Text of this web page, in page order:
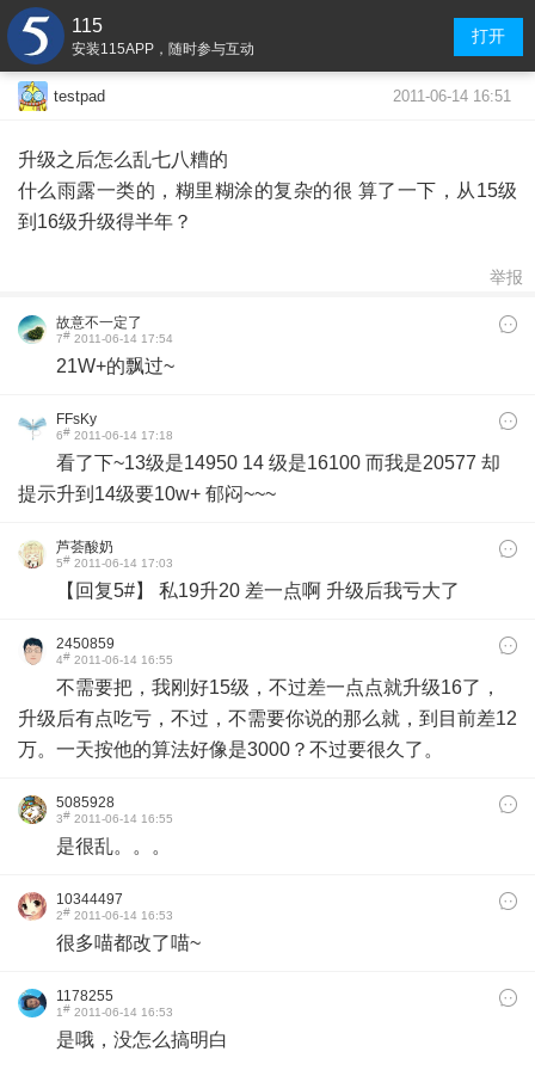
115
安装115APP，随时参与互动
打开
testpad 2011-06-14 16:51
升级之后怎么乱七八糟的
什么雨露一类的，糊里糊涂的复杂的很 算了一下，从15级
到16级升级得半年？
举报
故意不一定了
7# 2011-06-14 17:54
21W+的飘过~
FFsKy
6# 2011-06-14 17:18
看了下~13级是14950 14 级是16100 而我是20577 却
提示升到14级要10w+ 郁闷~~~
芦荟酸奶
5# 2011-06-14 17:03
【回复5#】 私19升20 差一点啊 升级后我亏大了
2450859
4# 2011-06-14 16:55
不需要把，我刚好15级，不过差一点点就升级16了，
升级后有点吃亏，不过，不需要你说的那么就，到目前差12
万。一天按他的算法好像是3000？不过要很久了。
5085928
3# 2011-06-14 16:55
是很乱。。。
10344497
2# 2011-06-14 16:53
很多喵都改了喵~
1178255
1# 2011-06-14 16:53
是哦，没怎么搞明白